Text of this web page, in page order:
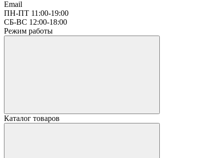
Email
ПН-ПТ 11:00-19:00
СБ-ВС 12:00-18:00
Режим работы
Каталог товаров